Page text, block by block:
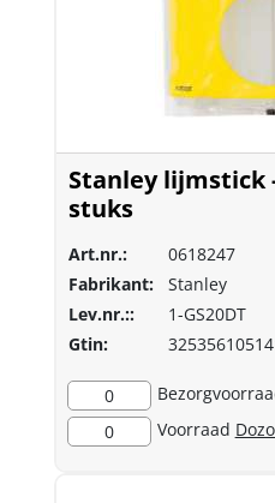
Stanley lijmstick
stuks
Art.nr.:
0618247
Fabrikant:
Stanley
Lev.nr.::
1-GS20DT
Gtin:
0
0
Voorraad